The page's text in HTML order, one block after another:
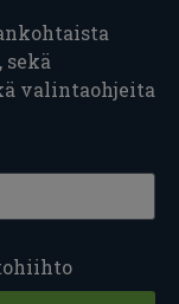
valintaohjeita